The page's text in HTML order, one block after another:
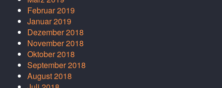
Februar 2019
Januar 2019
Dezember 2018
November 2018
Oktober 2018
September 2018
August 2018